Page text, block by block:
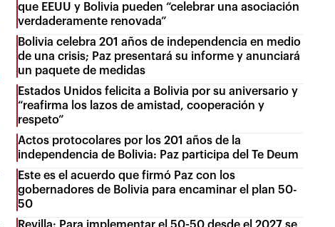
que EEUU y Bolivia pueden “celebrar una asociación
verdaderamente renovada”
Bolivia celebra 201 años de independencia en medio
de una crisis; Paz presentará su informe y anunciará
un paquete de medidas
Estados Unidos felicita a Bolivia por su aniversario y
“reafirma los lazos de amistad, cooperación y
respeto”
Actos protocolares por los 201 años de la
independencia de Bolivia: Paz participa del Te Deum
Este es el acuerdo que firmó Paz con los
gobernadores de Bolivia para encaminar el plan 50-
50
Revilla: Para implementar el 50-50 desde el 2027 se